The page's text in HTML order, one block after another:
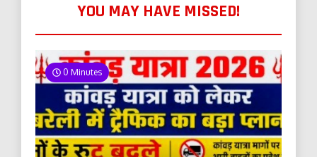
YOU MAY HAVE MISSED!
0 Minutes